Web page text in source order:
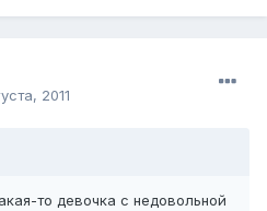
2011
то девочка с недовольной